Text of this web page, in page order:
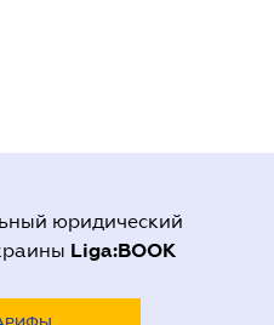
юридический
Liga:BOOK